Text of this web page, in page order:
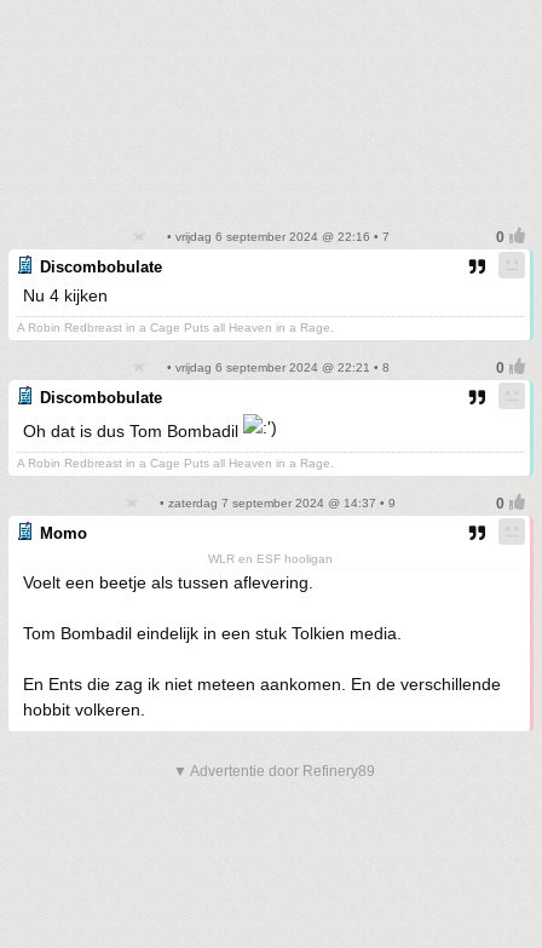
• vrijdag 6 september 2024 @ 22:16 • 7
Discombobulate
Nu 4 kijken
A Robin Redbreast in a Cage Puts all Heaven in a Rage.
• vrijdag 6 september 2024 @ 22:21 • 8
Discombobulate
Oh dat is dus Tom Bombadil
A Robin Redbreast in a Cage Puts all Heaven in a Rage.
• zaterdag 7 september 2024 @ 14:37 • 9
Momo
WLR en ESF hooligan
Voelt een beetje als tussen aflevering.
Tom Bombadil eindelijk in een stuk Tolkien media.
En Ents die zag ik niet meteen aankomen. En de verschillende
hobbit volkeren.
▼ Advertentie door Refinery89